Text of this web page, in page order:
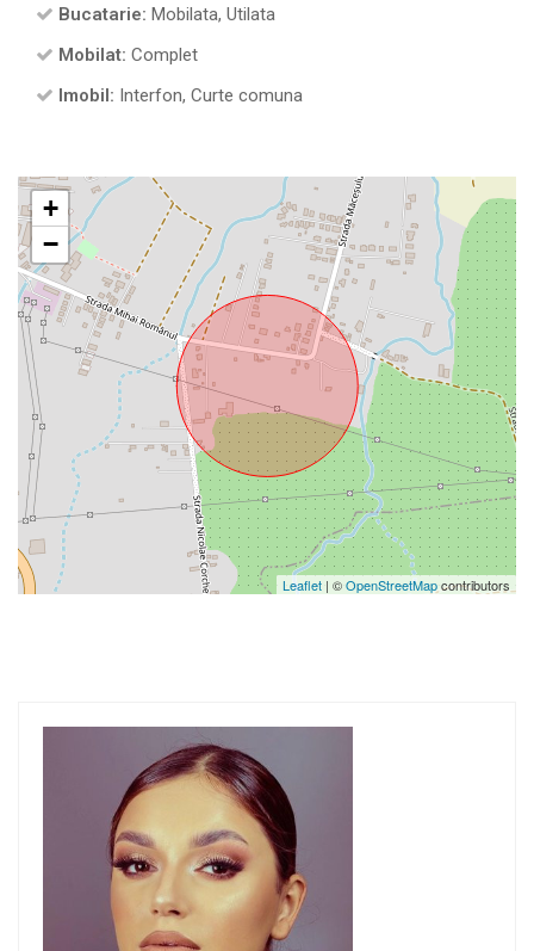
Bucatarie: Mobilata, Utilata
Mobilat: Complet
Imobil: Interfon, Curte comuna
+
−
Leaflet | ©OpenStreetMapcontributors